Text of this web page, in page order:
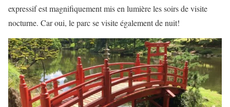
expressif est magnifiquement mis en lumière les soirs de visite
nocturne. Car oui, le parc se visite également de nuit!